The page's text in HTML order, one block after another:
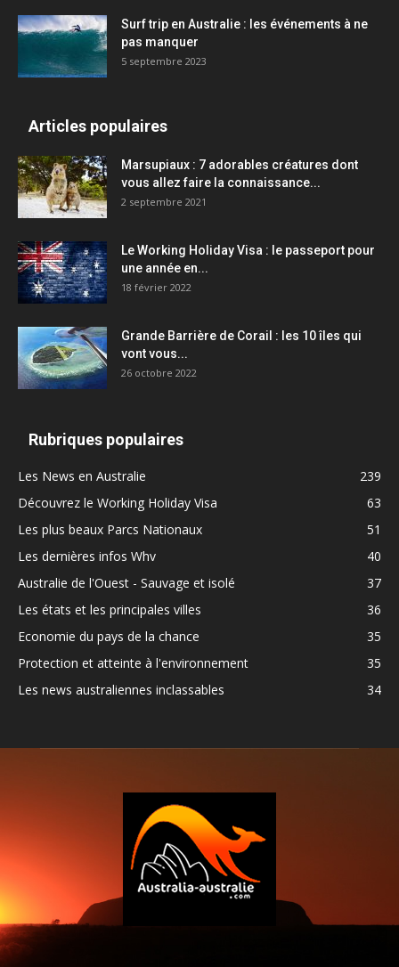
Surf trip en Australie : les événements à ne
pas manquer
5 septembre 2023
Articles populaires
Marsupiaux : 7 adorables créatures dont
vous allez faire la connaissance...
2 septembre 2021
Le Working Holiday Visa : le passeport pour
une année en...
18 février 2022
Grande Barrière de Corail : les 10 îles qui
vont vous...
26 octobre 2022
Rubriques populaires
Les News en Australie
239
Découvrez le Working Holiday Visa
63
Les plus beaux Parcs Nationaux
51
Les dernières infos Whv
40
Australie de l'Ouest - Sauvage et isolé
37
Les états et les principales villes
36
Economie du pays de la chance
35
Protection et atteinte à l'environnement
35
Les news australiennes inclassables
34